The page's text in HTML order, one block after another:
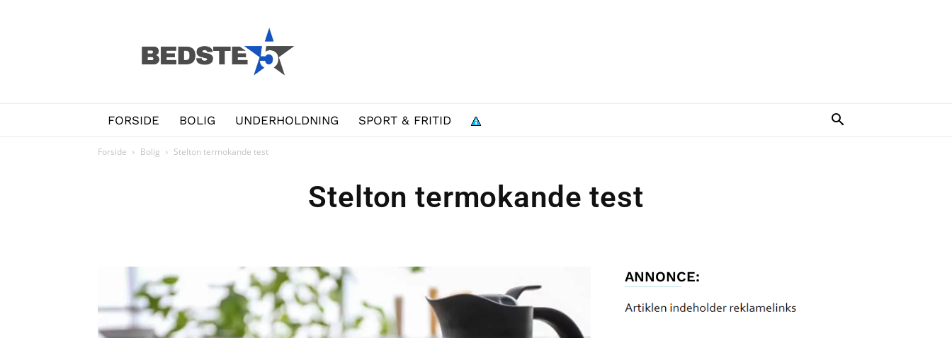
Bedste5.dk
FORSIDE BOLIG UNDERHOLDNING SPORT & FRITID
Forside Bolig Stelton termokande test
Stelton termokande test
ANNONCE: